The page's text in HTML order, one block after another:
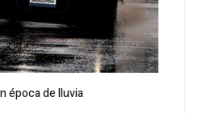
época de lluvia